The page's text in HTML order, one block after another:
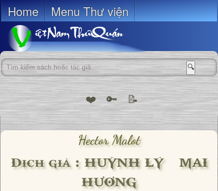
Home Menu Thư viện
🔍
❤️ 🔑 📝
Hector Malot
Dịch giả : HUỲNH LÝ – MAI
HƯƠNG